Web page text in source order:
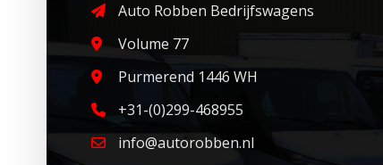
Auto Robben Bedrijfswagens
Volume 77
Purmerend 1446 WH
+31-(0)299-468955
info@autorobben.nl